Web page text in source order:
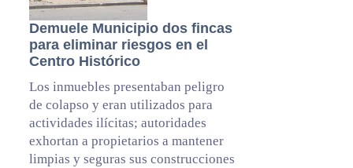
Demuele Municipio dos fincas
para eliminar riesgos en el
Centro Histórico
Los inmuebles presentaban peligro
de colapso y eran utilizados para
actividades ilícitas; autoridades
exhortan a propietarios a mantener
limpias y seguras sus construcciones